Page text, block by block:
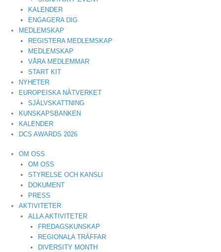
KALENDER
ENGAGERA DIG
MEDLEMSKAP
REGISTERA MEDLEMSKAP
MEDLEMSKAP
VÅRA MEDLEMMAR
START KIT
NYHETER
EUROPEISKA NÄTVERKET
SJÄLVSKATTNING
KUNSKAPSBANKEN
KALENDER
DCS AWARDS 2026
OM OSS
OM OSS
STYRELSE OCH KANSLI
DOKUMENT
PRESS
AKTIVITETER
ALLA AKTIVITETER
FREDAGSKUNSKAP
REGIONALA TRÄFFAR
DIVERSITY MONTH